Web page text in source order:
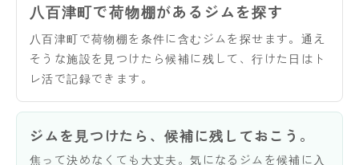
八百津町で荷物棚があるジムを探す
八百津町で荷物棚を条件に含むジムを探せます。通え
そうな施設を見つけたら候補に残して、行けた日はト
レ活で記録できます。
ジムを見つけたら、候補に残しておこう。
焦って決めなくても大丈夫。気になるジムを候補に入